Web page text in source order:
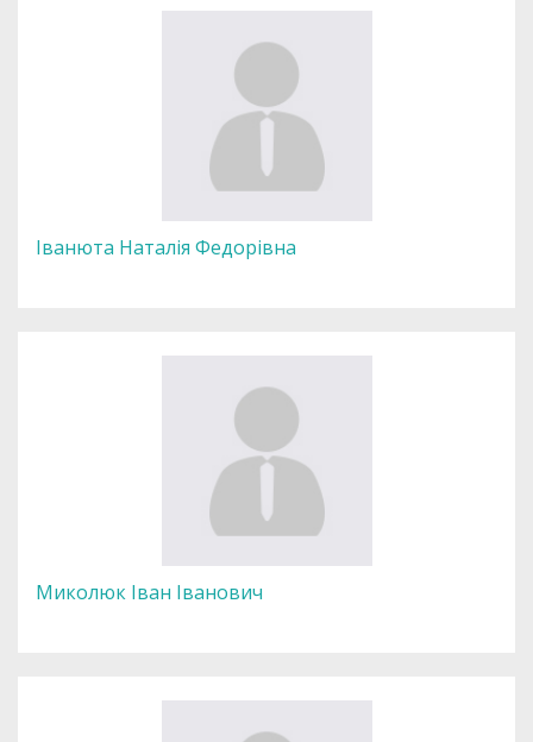
Іванюта Наталія Федорівна
Миколюк Іван Іванович